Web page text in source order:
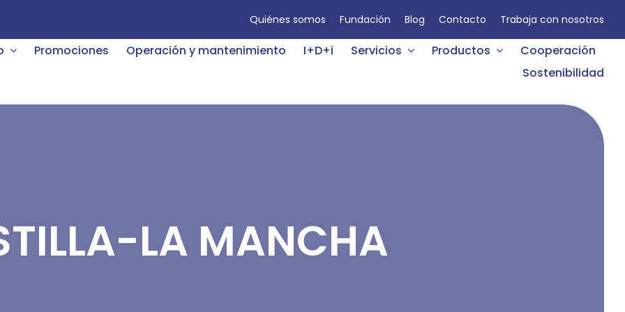
Quiénes somos Fundación Blog Contacto Trabaja con nosotros
Promociones Operación y mantenimiento I+D+i Servicios Productos
Cooperación
Sostenibilidad
LA MANCHA